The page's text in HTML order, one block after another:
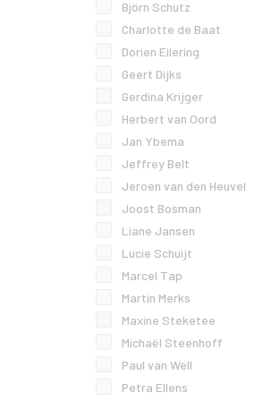
Björn Schutz
Charlotte de Baat
Dorien Eilering
Geert Dijks
Gerdina Krijger
Herbert van Oord
Jan Ybema
Jeffrey Belt
Jeroen van den Heuvel
Joost Bosman
Liane Jansen
Lucie Schuijt
Marcel Tap
Martin Merks
Maxine Steketee
Michaël Steenhoff
Paul van Well
Petra Ellens